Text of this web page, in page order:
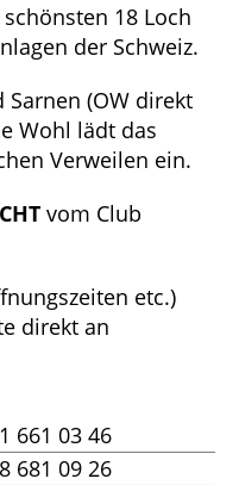
18 Loch
der Schweiz.
Sarnen (OW direkt
Wohl lädt das
Verweilen ein.
vom Club
etc.)
direkt an
661 03 46
681 09 26